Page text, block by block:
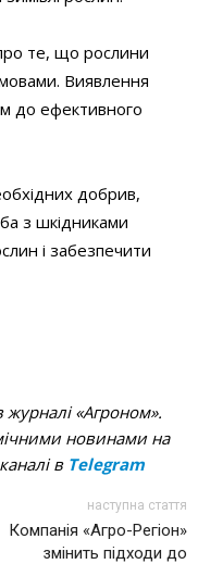
те, що рослини
Виявлення
до ефективного
добрив,
з шкідниками
і забезпечити
журналі «Агроном».
новинами на
в Telegram
наступна стаття
Компанія «Агро-Регіон»
змінить підходи до